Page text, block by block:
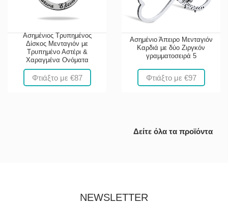
Ασημένιος Τρυπημένος
Δίσκος Μενταγιόν με
Τρυπημένο Αστέρι &
Χαραγμένα Ονόματα
Φτιάξτο με €87
Ασημένιο Άπειρο Μενταγιόν
Καρδιά με δύο Ζιργκόν
γραμματοσειρά 5
Φτιάξτο με €97
Δείτε όλα τα προϊόντα
NEWSLETTER